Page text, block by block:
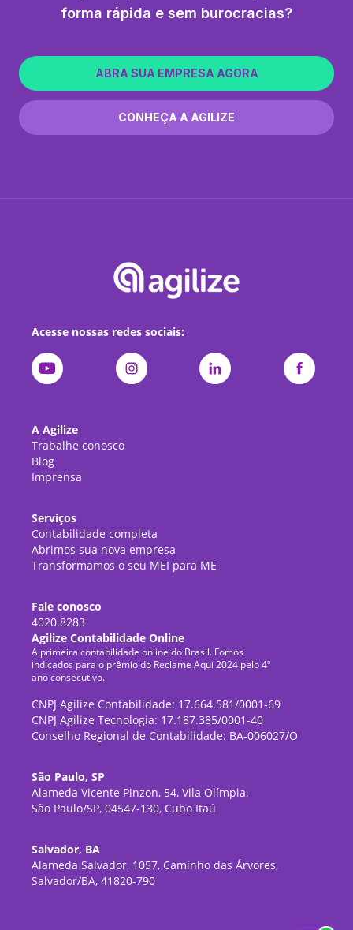
forma rápida e sem burocracias?
ABRA SUA EMPRESA AGORA
CONHEÇA A AGILIZE
Acesse nossas redes sociais:
A Agilize
Trabalhe conosco
Blog
Imprensa
Serviços
Contabilidade completa
Abrimos sua nova empresa
Transformamos o seu MEI para ME
Fale conosco
4020.8283
Agilize Contabilidade Online
A primeira contabilidade online do Brasil. Fomos
indicados para o prêmio do Reclame Aqui 2024 pelo 4º
ano consecutivo.
CNPJ Agilize Contabilidade: 17.664.581/0001-69
CNPJ Agilize Tecnologia: 17.187.385/0001-40
Conselho Regional de Contabilidade: BA-006027/O
São Paulo, SP
Alameda Vicente Pinzon, 54, Vila Olímpia,
São Paulo/SP, 04547-130, Cubo Itaú
Salvador, BA
Alameda Salvador, 1057, Caminho das Árvores,
Salvador/BA, 41820-790